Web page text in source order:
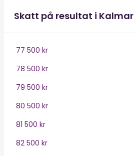
Skatt på resultat i Kalmar
77 500 kr
78 500 kr
79 500 kr
80 500 kr
81 500 kr
82 500 kr